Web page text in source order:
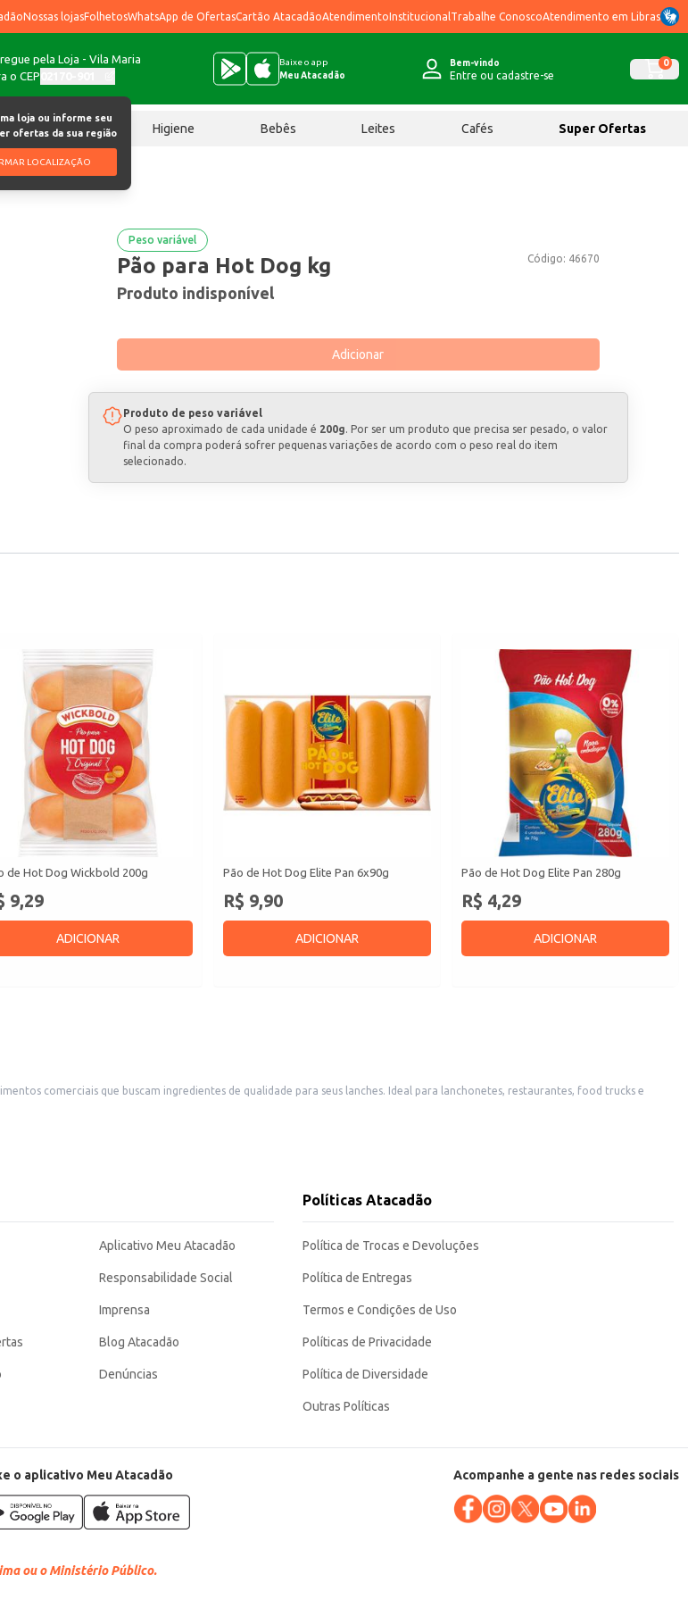
Nossas lojasFolhetosWhatsApp de OfertasCartão AtacadãoAtendimentoInstitucional Trabalhe ConoscoAtendimento em Libras
pela Loja - Vila Maria
o CEP
loja ou informe seu
ofertas da sua região
LOCALIZAÇÃO
Baixe o app
Meu Atacadão
Bem-vindo
Entre ou cadastre-se
0
Chocolates Higiene Bebês Leites Cafés Super Ofertas
Peso variável
Código: 46670
Pão para Hot Dog kg
Produto indisponível
Adicionar
Produto de peso variável
O peso aproximado de cada unidade é 200g. Por ser um produto que precisa ser pesado, o valor
final da compra poderá sofrer pequenas variações de acordo com o peso real do item
selecionado.
de Hot Dog Wickbold 200g
9,29
ADICIONAR
Pão de Hot Dog Elite Pan 6x90g
R$ 9,90
ADICIONAR
Pão de Hot Dog Elite Pan 280g
R$ 4,29
ADICIONAR
comerciais que buscam ingredientes de qualidade para seus lanches. Ideal para lanchonetes, restaurantes, food trucks e
negócio e a satisfação dos seus clientes.
Aplicativo Meu Atacadão
Responsabilidade Social
Imprensa
Blog Atacadão
Denúncias
Políticas Atacadão
Política de Trocas e Devoluções
Política de Entregas
Termos e Condições de Uso
Políticas de Privacidade
Política de Diversidade
Outras Políticas
o aplicativo Meu Atacadão Acompanhe a gente nas redes sociais
ou o Ministério Público.